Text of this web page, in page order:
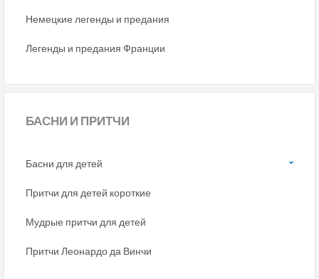
Немецкие легенды и предания
Легенды и предания Франции
БАСНИ И ПРИТЧИ
Басни для детей
Притчи для детей короткие
Мудрые притчи для детей
Притчи Леонардо да Винчи